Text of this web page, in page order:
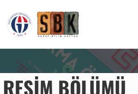
SANAT BILIM KÜLTÜR
RESIM BÖLÜMÜ